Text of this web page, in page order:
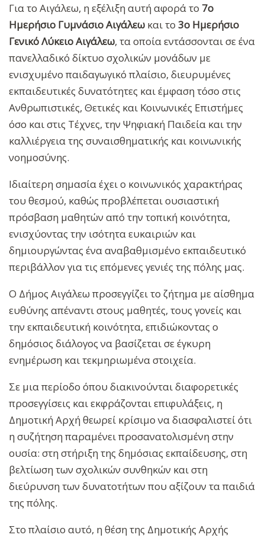
Για το Αιγάλεω, η εξέλιξη αυτή αφορά το 7ο
Ημερήσιο Γυμνάσιο Αιγάλεω και το 3ο Ημερήσιο
Γενικό Λύκειο Αιγάλεω, τα οποία εντάσσονται σε ένα
πανελλαδικό δίκτυο σχολικών μονάδων με
ενισχυμένο παιδαγωγικό πλαίσιο, διευρυμένες
εκπαιδευτικές δυνατότητες και έμφαση τόσο στις
Ανθρωπιστικές, Θετικές και Κοινωνικές Επιστήμες
όσο και στις Τέχνες, την Ψηφιακή Παιδεία και την
καλλιέργεια της συναισθηματικής και κοινωνικής
νοημοσύνης.
Ιδιαίτερη σημασία έχει ο κοινωνικός χαρακτήρας
του θεσμού, καθώς προβλέπεται ουσιαστική
πρόσβαση μαθητών από την τοπική κοινότητα,
ενισχύοντας την ισότητα ευκαιριών και
δημιουργώντας ένα αναβαθμισμένο εκπαιδευτικό
περιβάλλον για τις επόμενες γενιές της πόλης μας.
Ο Δήμος Αιγάλεω προσεγγίζει το ζήτημα με αίσθημα
ευθύνης απέναντι στους μαθητές, τους γονείς και
την εκπαιδευτική κοινότητα, επιδιώκοντας ο
δημόσιος διάλογος να βασίζεται σε έγκυρη
ενημέρωση και τεκμηριωμένα στοιχεία.
Σε μια περίοδο όπου διακινούνται διαφορετικές
προσεγγίσεις και εκφράζονται επιφυλάξεις, η
Δημοτική Αρχή θεωρεί κρίσιμο να διασφαλιστεί ότι
η συζήτηση παραμένει προσανατολισμένη στην
ουσία: στη στήριξη της δημόσιας εκπαίδευσης, στη
βελτίωση των σχολικών συνθηκών και στη
διεύρυνση των δυνατοτήτων που αξίζουν τα παιδιά
της πόλης.
Στο πλαίσιο αυτό, η θέση της Δημοτικής Αρχής